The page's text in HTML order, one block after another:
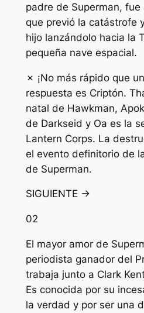
padre de Superman,
que previó la catástrofe
hijo lanzándolo hacia la
pequeña nave espacial.
✗ ¡No más rápido que
respuesta es Criptón.
natal de Hawkman,
de Darkseid y Oa es la
Lantern Corps. La
el evento definitorio de
de Superman.
SIGUIENTE →
02
El mayor amor de
periodista ganador del
trabaja junto a Clark
Es conocida por su
la verdad y por ser una